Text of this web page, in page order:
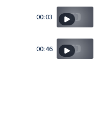
00:03
00:46